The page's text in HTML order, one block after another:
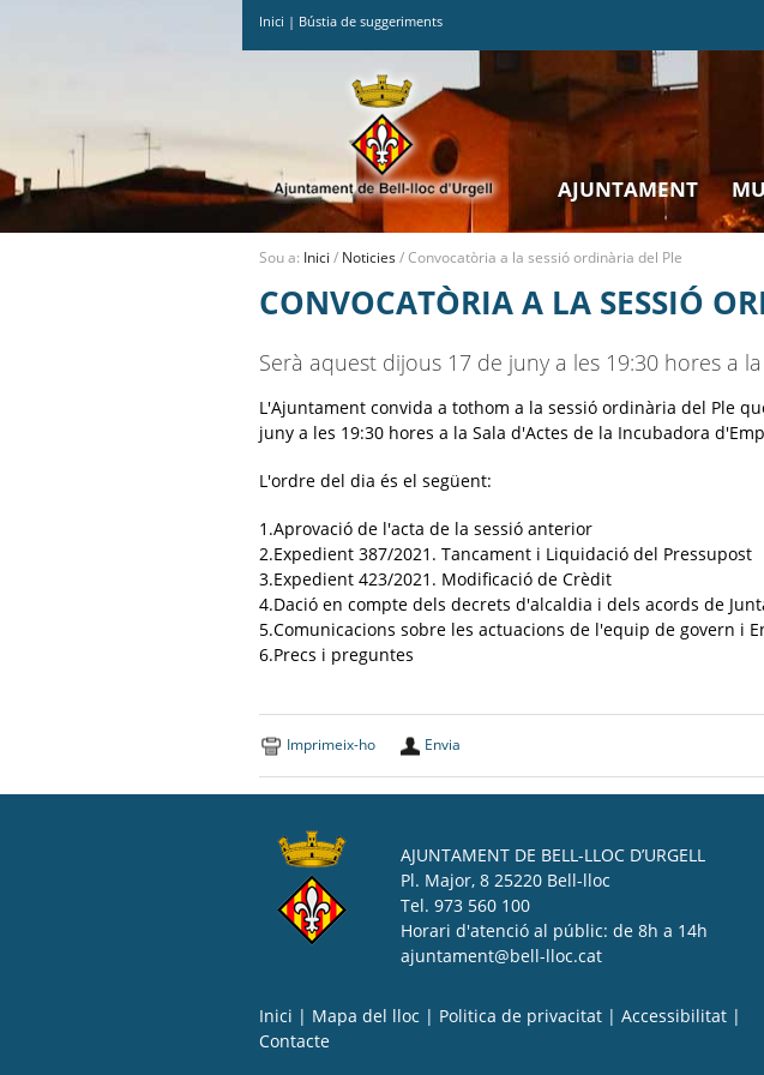
Inici | Bústia de suggeriments
AJUNTAMENT
Sou a: Inici / Noticies/Convocatòria a la sessió ordinària del Ple
CONVOCATÒRIA A LA SESSIÓ
Serà aquest dijous 17 de juny a les 19:30 hores a
L'Ajuntament convida a tothom a la sessió ordinària del Ple
juny a les 19:30 hores a la Sala d'Actes de la Incubadora
L'ordre del dia és el següent:
1.Aprovació de l'acta de la sessió anterior
2.Expedient 387/2021. Tancament i Liquidació del Pressupost
3.Expedient 423/2021. Modificació de Crèdit
4.Dació en compte dels decrets d'alcaldia i dels acords de
5.Comunicacions sobre les actuacions de l'equip de govern i
6.Precs i preguntes
Imprimeix-ho Envia
AJUNTAMENT DE BELL-LLOC D’URGELL
Pl. Major, 8 25220 Bell-lloc
Tel. 973 560 100
Horari d'atenció al públic: de 8h a 14h
ajuntament@bell-lloc.cat
Inici Mapa del lloc Politica de privacitat Accessibilitat
Contacte